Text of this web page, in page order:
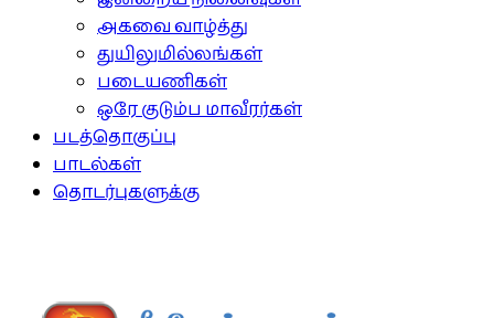
அகவை வாழ்த்து
துயிலுமில்லங்கள்
படையணிகள்
ஒரே குடும்ப மாவீரர்கள்
படத்தொகுப்பு
பாடல்கள்
தொடர்புகளுக்கு